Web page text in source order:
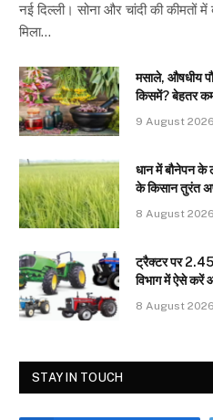
नई दिल्ली। सोना और चांदी की कीमतों
मिला…
मसाले, औषधीय
किसमें? बेहतर
9 August 2026
धान में बौनेपन के
के किसान तुरंत
8 August 2026
ट्रैक्टर पर 2.45
विभाग में ऐसे करें
8 August 2026
STAY IN TOUCH